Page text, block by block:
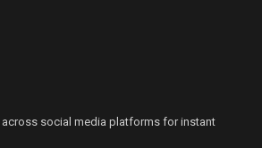
social media platforms for instant